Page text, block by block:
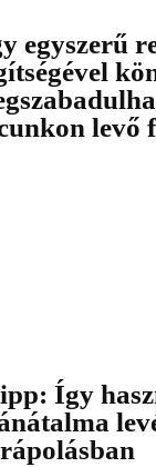
egyszerű
levő
Így